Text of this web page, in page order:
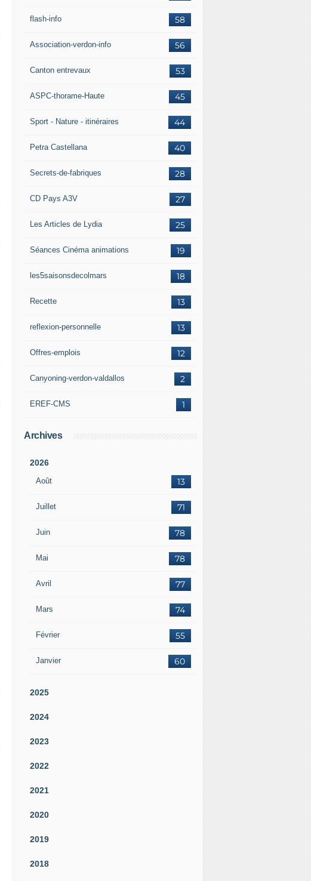
58
flash-info
56
Association-verdon-info
53
Canton entrevaux
45
ASPC-thorame-Haute
44
Sport - Nature - itinéraires
40
Petra Castellana
28
Secrets-de-fabriques
27
CD Pays A3V
25
Les Articles de Lydia
19
Séances Cinéma animations
18
les5saisonsdecolmars
13
Recette
13
reflexion-personnelle
12
Offres-emplois
2
Canyoning-verdon-valdallos
1
EREF-CMS
Archives
2026
Août 13
Juillet 71
Juin 78
Mai 78
Avril 77
Mars 74
Février 55
Janvier 60
2025
2024
2023
2022
2021
2020
2019
2018